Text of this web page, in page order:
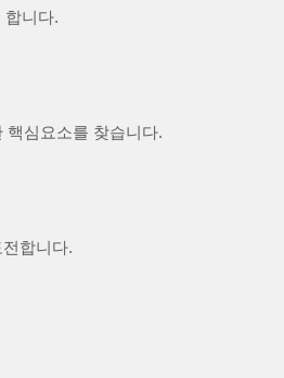
합니다.
핵심요소를 찾습니다.
합니다.